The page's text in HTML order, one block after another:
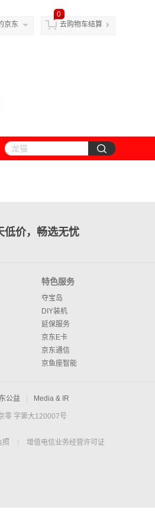
京东
0
去购物车结算
低价，畅选无忧
特色服务
夺宝岛
DIY装机
延保服务
京东E卡
京东通信
京鱼座智能
公益 Media & IR
零 字第大120007号
照
增值电信业务经营许可证